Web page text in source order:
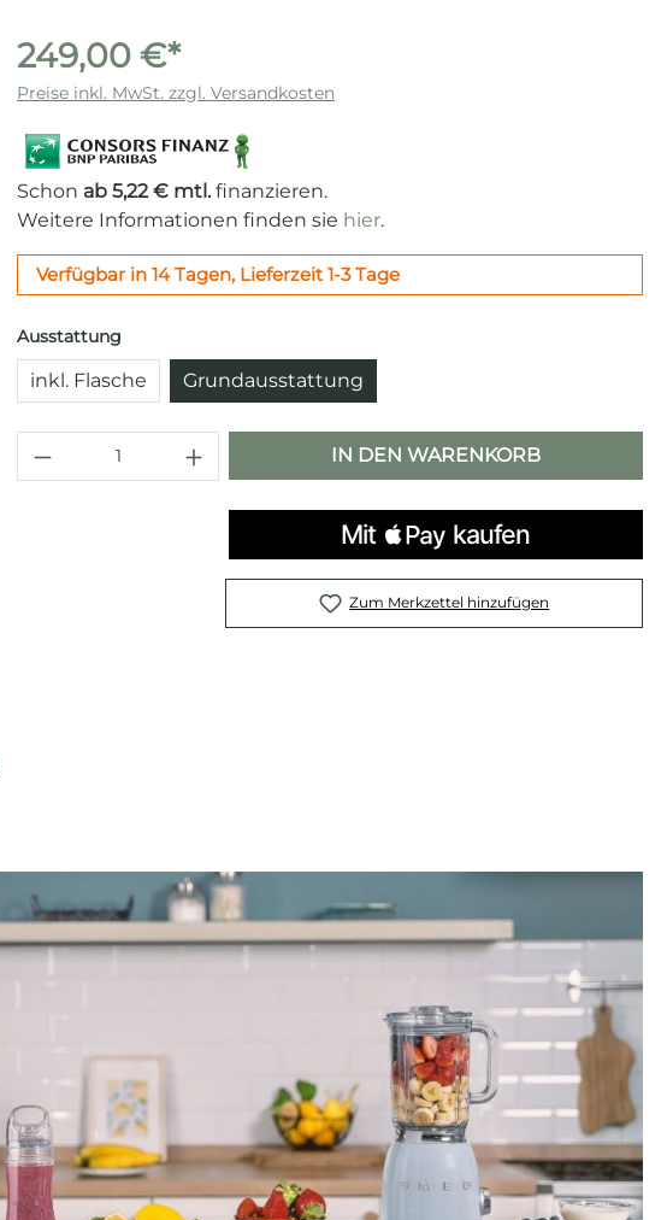
249,00 €*
Preise inkl. MwSt. zzgl. Versandkosten
Schon ab 5,22 € mtl. finanzieren.
Weitere Informationen finden sie hier.
Verfügbar in 14 Tagen, Lieferzeit 1-3 Tage
Ausstattung
inkl. Flasche Grundausstattung
Produkt Anzahl: Gib den gewünschten
IN DEN WARENKORB
Zum Merkzettel hinzufügen